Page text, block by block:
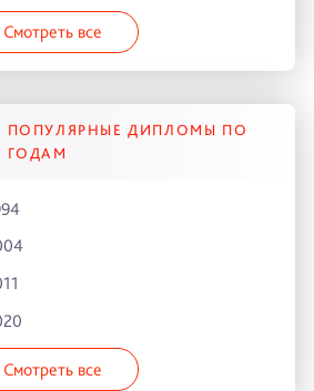
Смотреть все
ПОПУЛЯРНЫЕ ДИПЛОМЫ ПО
ГОДАМ
Смотреть все